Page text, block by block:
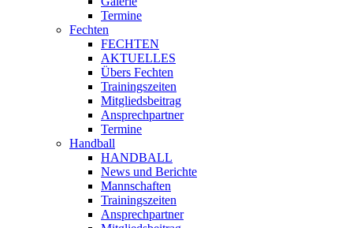
Termine
Fechten
FECHTEN
AKTUELLES
Übers Fechten
Trainingszeiten
Mitgliedsbeitrag
Ansprechpartner
Termine
Handball
HANDBALL
News und Berichte
Mannschaften
Trainingszeiten
Ansprechpartner